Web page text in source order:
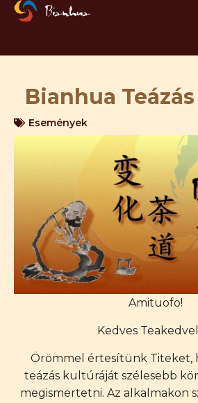
Bianhua
Események
Amituofo!
Kedves
Örömmel értesítünk Titeket,
teázás kultúráját szélesebb
megismertetni. Az alkalmakon